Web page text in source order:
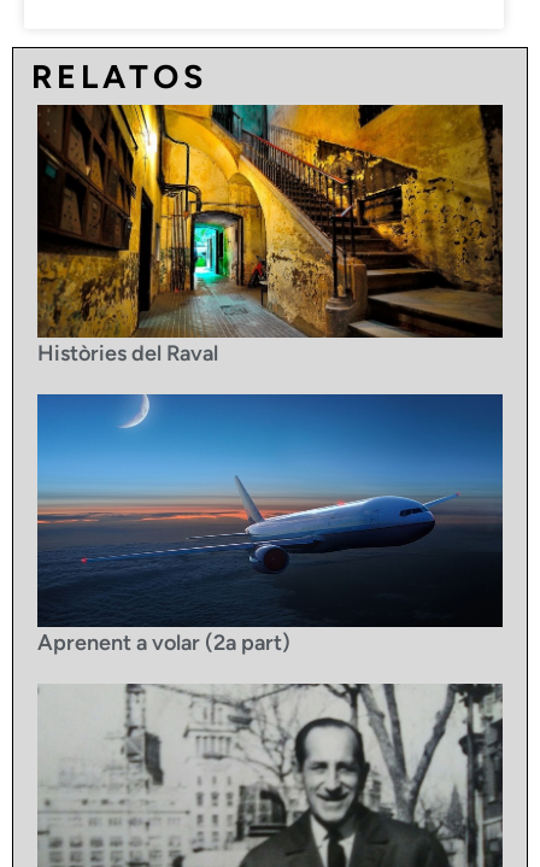
RELATOS
Històries del Raval
Aprenent a volar (2a part)